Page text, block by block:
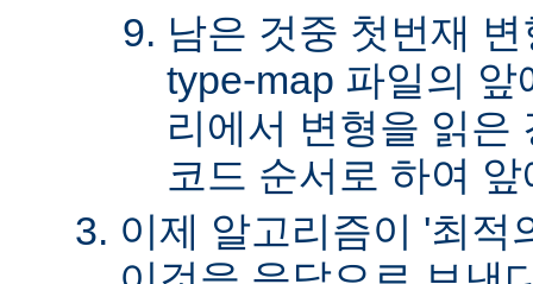
남은 것중 첫번재
type-map 파일의
리에서 변형을 읽은
코드 순서로 하여
이제 알고리즘이 '최적